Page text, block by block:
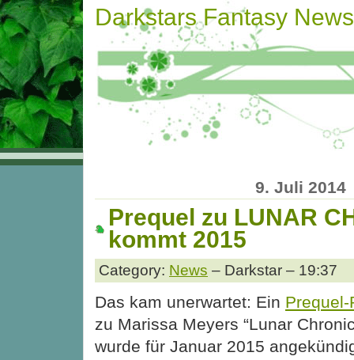
Darkstars Fantasy News
9. Juli 2014
Prequel zu LUNAR
kommt 2015
Category: News – Darkstar – 19:37
Das kam unerwartet: Ein Prequel-
zu Marissa Meyers “Lunar
wurde für Januar 2015